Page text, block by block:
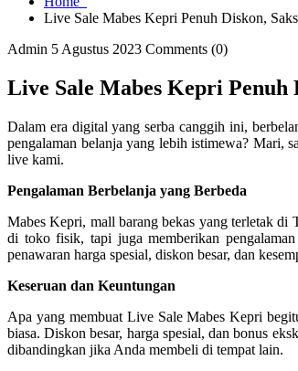
Live Sale Mabes Kepri Penuh Diskon,
Admin 5 Agustus 2023 Comments (0)
Live Sale Mabes Kepri Penuh
Dalam era digital yang serba canggih ini,
pengalaman belanja yang lebih istimewa? Mari,
live kami.
Pengalaman Berbelanja yang Berbeda
Mabes Kepri, mall barang bekas yang terletak di
di toko fisik, tapi juga memberikan
penawaran harga spesial, diskon besar, dan
Keseruan dan Keuntungan
Apa yang membuat Live Sale Mabes Kepri
biasa. Diskon besar, harga spesial, dan bonus
dibandingkan jika Anda membeli di tempat lain.